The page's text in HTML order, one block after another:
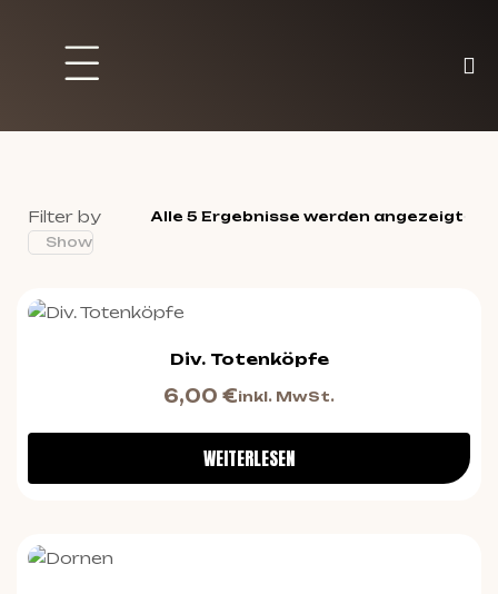
Filter by
Alle 5 Ergebnisse werden angezeigt
Show
Div. Totenköpfe
6,00 €inkl. MwSt.
WEITERLESEN